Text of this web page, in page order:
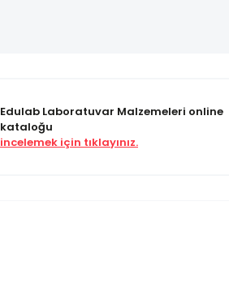
Edulab Laboratuvar Malzemeleri online
kataloğu
incelemek için tıklayınız.